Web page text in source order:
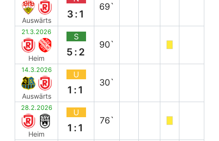
Auswärts
3:1
69`
21.3.2026
Heim
S
5:2
90`
14.3.2026
Auswärts
U
1:1
30`
28.2.2026
Heim
U
1:1
76`